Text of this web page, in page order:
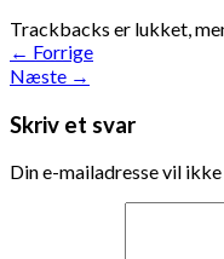
Trackbacks er lukket,
← Forrige
Næste →
Skriv et svar
Din e-mailadresse vil